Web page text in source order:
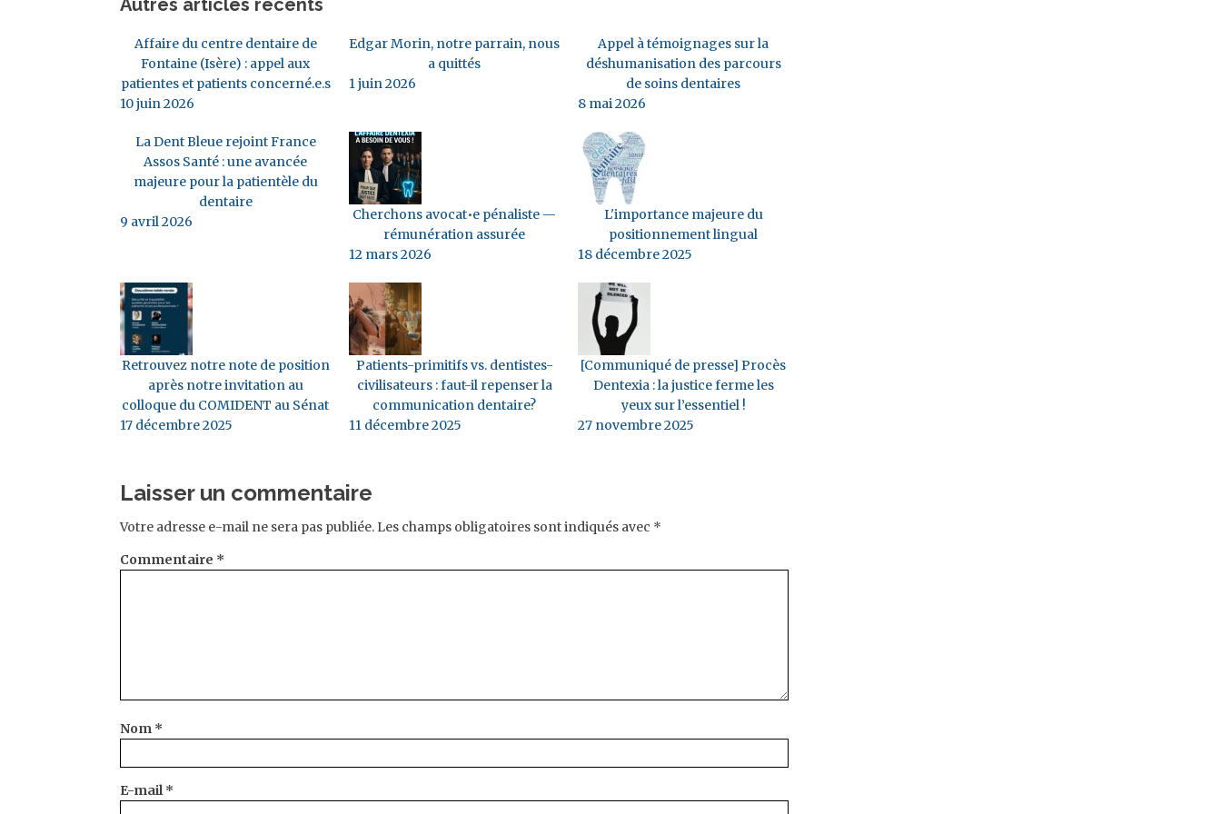
Autres articles récents
Affaire du centre dentaire de
Fontaine (Isère) : appel aux
patientes et patients concerné.e.s
10 juin 2026
Edgar Morin, notre parrain, nous
a quittés
1 juin 2026
Appel à témoignages sur la
déshumanisation des parcours
de soins dentaires
8 mai 2026
La Dent Bleue rejoint France
Assos Santé : une avancée
majeure pour la patientèle du
dentaire
9 avril 2026
Cherchons avocat•e pénaliste —
rémunération assurée
12 mars 2026
L'importance majeure du
positionnement lingual
18 décembre 2025
Retrouvez notre note de position
après notre invitation au
colloque du COMIDENT au Sénat
17 décembre 2025
Patients-primitifs vs. dentistes-
civilisateurs : faut-il repenser la
communication dentaire?
11 décembre 2025
[Communiqué de presse] Procès
Dentexia : la justice ferme les
yeux sur l’essentiel !
27 novembre 2025
Laisser un commentaire
Votre adresse e-mail ne sera pas publiée. Les champs obligatoires sont indiqués avec *
Commentaire *
Nom *
E-mail*